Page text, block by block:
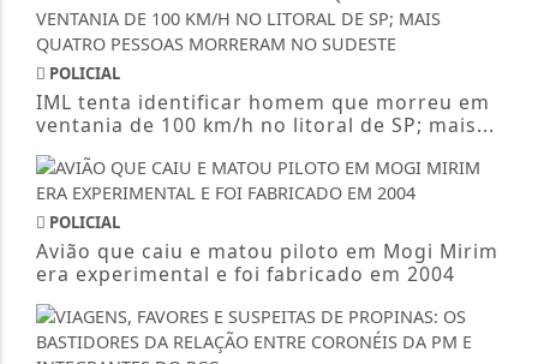
POLICIAL
IML tenta identificar homem que morreu em
ventania de 100 km/h no litoral de SP; mais...
POLICIAL
Avião que caiu e matou piloto em Mogi Mirim
era experimental e foi fabricado em 2004